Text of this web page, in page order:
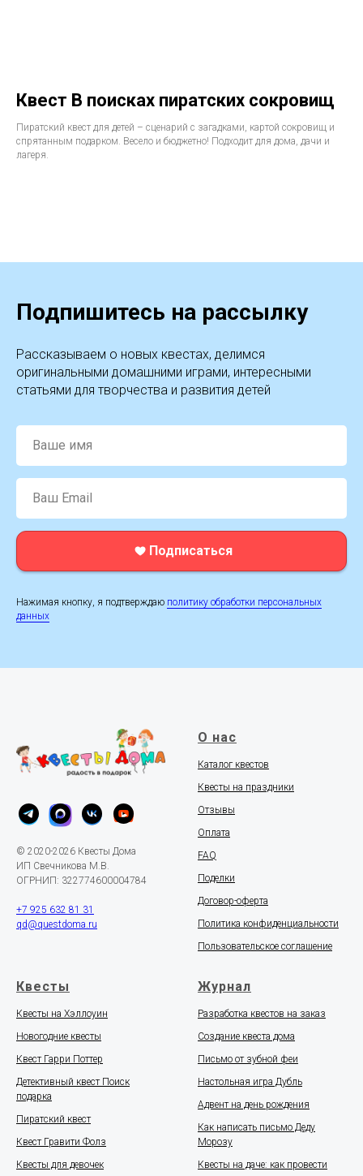
Квест В поисках пиратских сокровищ
Пиратский квест для детей – сценарий с загадками, картой сокровищ и
спрятанным подарком. Весело и бюджетно! Подходит для дома, дачи и
лагеря.
Подпишитесь на рассылку
Рассказываем о новых квестах, делимся
оригинальными домашними играми, интересными
статьями для творчества и развития детей
Ваше имя
Ваш Email
Подписаться
Нажимая кнопку, я подтверждаю политику обработки персональных
данных
© 2020-2026 Квесты Дома
ИП Свечникова М.В.
ОГРНИП: 322774600004784
+7 925 632 81 31
qd@questdoma.ru
О нас
Каталог квестов
Квесты на праздники
Отзывы
Оплата
FAQ
Поделки
Договор-оферта
Политика конфиденциальности
Пользовательское соглашение
Квесты
Квесты на Хэллоуин
Новогодние квесты
Квест Гарри Поттер
Детективный квест Поиск
подарка
Пиратский квест
Квест Гравити Фолз
Квесты для девочек
Журнал
Разработка квестов на заказ
Создание квеста дома
Письмо от зубной феи
Настольная игра Дубль
Адвент на день рождения
Как написать письмо Деду
Морозу
Квесты на даче: как провести